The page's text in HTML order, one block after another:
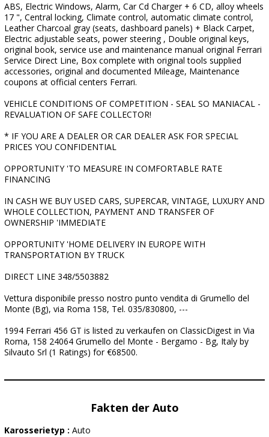
ABS, Electric Windows, Alarm, Car Cd Charger + 6 CD, alloy wheels
17 ", Central locking, Climate control, automatic climate control,
Leather Charcoal gray (seats, dashboard panels) + Black Carpet,
Electric adjustable seats, power steering , Double original keys,
original book, service use and maintenance manual original Ferrari
Service Direct Line, Box complete with original tools supplied
accessories, original and documented Mileage, Maintenance
coupons at official centers Ferrari.
VEHICLE CONDITIONS OF COMPETITION - SEAL SO MANIACAL -
REVALUATION OF SAFE COLLECTOR!
* IF YOU ARE A DEALER OR CAR DEALER ASK FOR SPECIAL
PRICES YOU CONFIDENTIAL
OPPORTUNITY 'TO MEASURE IN COMFORTABLE RATE
FINANCING
IN CASH WE BUY USED CARS, SUPERCAR, VINTAGE, LUXURY AND
WHOLE COLLECTION, PAYMENT AND TRANSFER OF
OWNERSHIP 'IMMEDIATE
OPPORTUNITY 'HOME DELIVERY IN EUROPE WITH
TRANSPORTATION BY TRUCK
DIRECT LINE 348/5503882
Vettura disponibile presso nostro punto vendita di Grumello del
Monte (Bg), via Roma 158, Tel. 035/830800, ---
1994 Ferrari 456 GT is listed zu verkaufen on ClassicDigest in Via
Roma, 158 24064 Grumello del Monte - Bergamo - Bg, Italy by
Silvauto Srl (1 Ratings) for €68500.
Fakten der Auto
Karosserietyp : Auto